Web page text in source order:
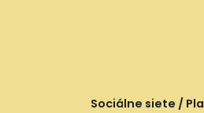
Sociálne siete /